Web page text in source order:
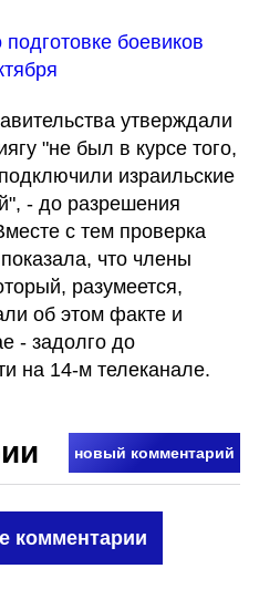
боевиков
утверждали
"не был в курсе того,
израильские
- до разрешения
с тем проверка
что члены
разумеется,
об этом факте и
- задолго до
на 14-м телеканале.
новый комментарий
комментарии